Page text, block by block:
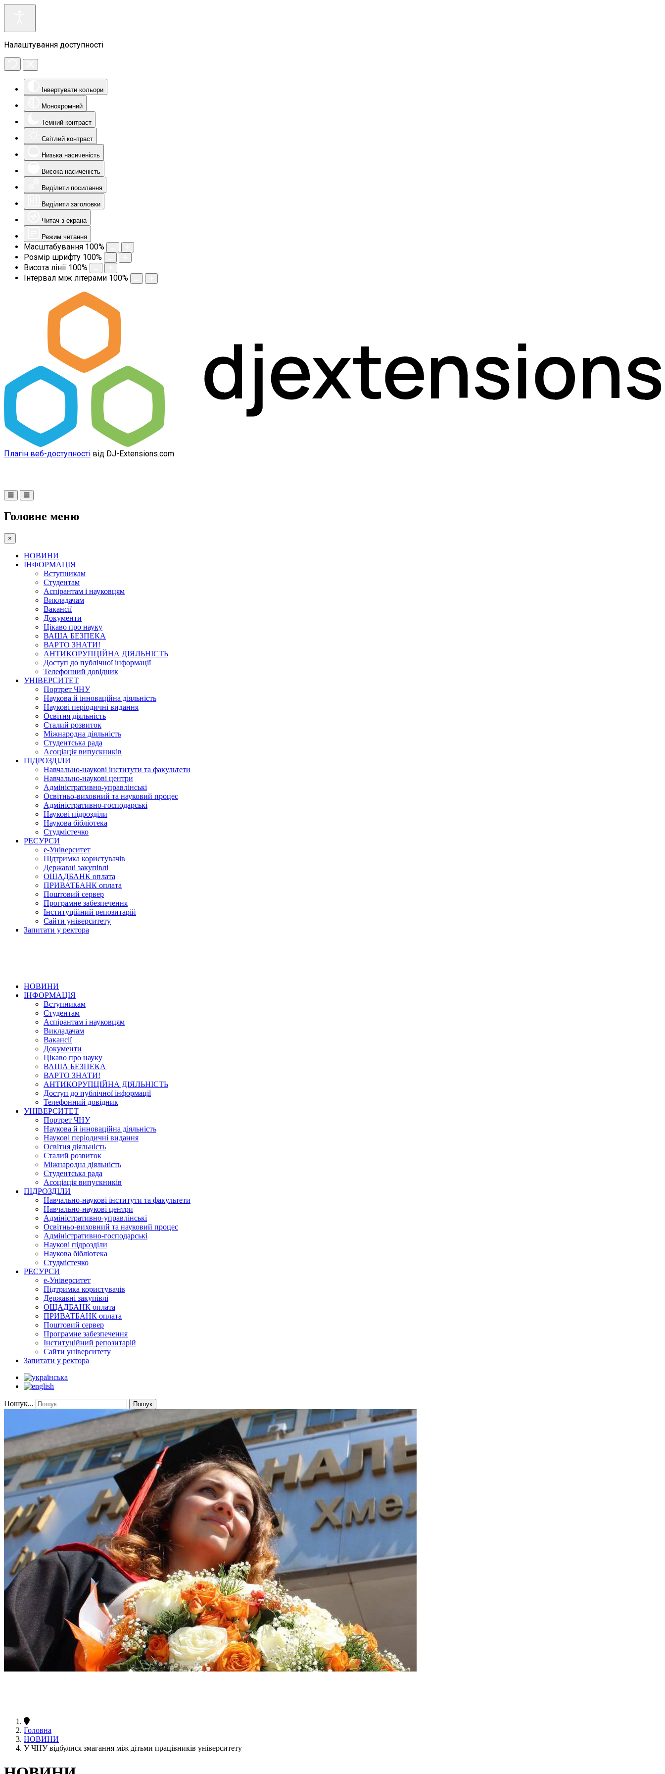
Налаштування доступності
Інвертувати кольори
Монохромний
Темний контраст
Світлий контраст
Низька насиченість
Висока насиченість
Виділити посилання
Виділити заголовки
Читач з екрана
Режим читання
Масштабування 100%
Розмір шрифту 100%
Висота лінії 100%
Інтервал між літерами 100%
Плагін веб-доступності від DJ-Extensions.com
Головне меню
×
НОВИНИ
ІНФОРМАЦІЯ
Вступникам
Студентам
Аспірантам і науковцям
Викладачам
Вакансії
Документи
Цікаво про науку
ВАША БЕЗПЕКА
ВАРТО ЗНАТИ!
АНТИКОРУПЦІЙНА ДІЯЛЬНІСТЬ
Доступ до публічної інформації
Телефонний довідник
УНІВЕРСИТЕТ
Портрет ЧНУ
Наукова й інноваційна діяльність
Наукові періодичні видання
Освітня діяльність
Сталий розвиток
Міжнародна діяльність
Студентська рада
Асоціація випускників
ПІДРОЗДІЛИ
Навчально-наукові інститути та факультети
Навчально-наукові центри
Адміністративно-управлінські
Освітньо-виховний та науковий процес
Адміністративно-господарські
Наукові підрозділи
Наукова бібліотека
Студмістечко
РЕСУРСИ
е-Університет
Підтримка користувачів
Державні закупівлі
ОЩАДБАНК оплата
ПРИВАТБАНК оплата
Поштовий сервер
Програмне забезпечення
Інституційний репозитарій
Сайти університету
Запитати у ректора
НОВИНИ
ІНФОРМАЦІЯ
Вступникам
Студентам
Аспірантам і науковцям
Викладачам
Вакансії
Документи
Цікаво про науку
ВАША БЕЗПЕКА
ВАРТО ЗНАТИ!
АНТИКОРУПЦІЙНА ДІЯЛЬНІСТЬ
Доступ до публічної інформації
Телефонний довідник
УНІВЕРСИТЕТ
Портрет ЧНУ
Наукова й інноваційна діяльність
Наукові періодичні видання
Освітня діяльність
Сталий розвиток
Міжнародна діяльність
Студентська рада
Асоціація випускників
ПІДРОЗДІЛИ
Навчально-наукові інститути та факультети
Навчально-наукові центри
Адміністративно-управлінські
Освітньо-виховний та науковий процес
Адміністративно-господарські
Наукові підрозділи
Наукова бібліотека
Студмістечко
РЕСУРСИ
е-Університет
Підтримка користувачів
Державні закупівлі
ОЩАДБАНК оплата
ПРИВАТБАНК оплата
Поштовий сервер
Програмне забезпечення
Інституційний репозитарій
Сайти університету
Запитати у ректора
Пошук... Пошук
Головна
НОВИНИ
У ЧНУ відбулися змагання між дітьми працівників університету